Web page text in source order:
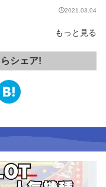
2021.03.04
もっと見る
シェア!